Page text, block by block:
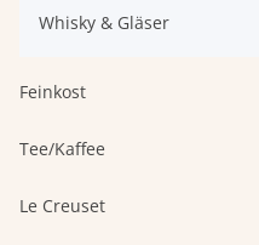
Whisky & Gläser
Feinkost
Tee/Kaffee
Le Creuset